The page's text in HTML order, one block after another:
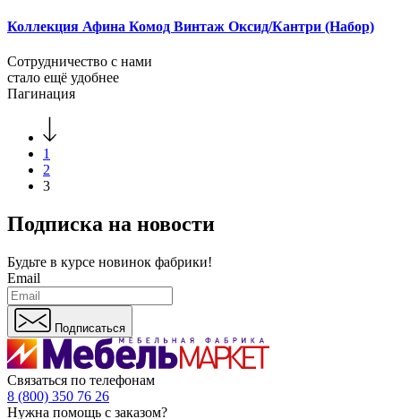
Коллекция Афина Комод Винтаж Оксид/Кантри (Набор)
Сотрудничество с нами
стало ещё удобнее
Пагинация
1
2
3
Подписка на новости
Будьте в курсе новинок фабрики!
Email
Подписаться
Связаться по телефонам
8 (800) 350 76 26
Нужна помощь с заказом?